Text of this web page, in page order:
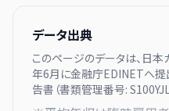
データ出典
このページのデータは、 日本
年6月に金融庁EDINETへ提
告書（書類管理番号: